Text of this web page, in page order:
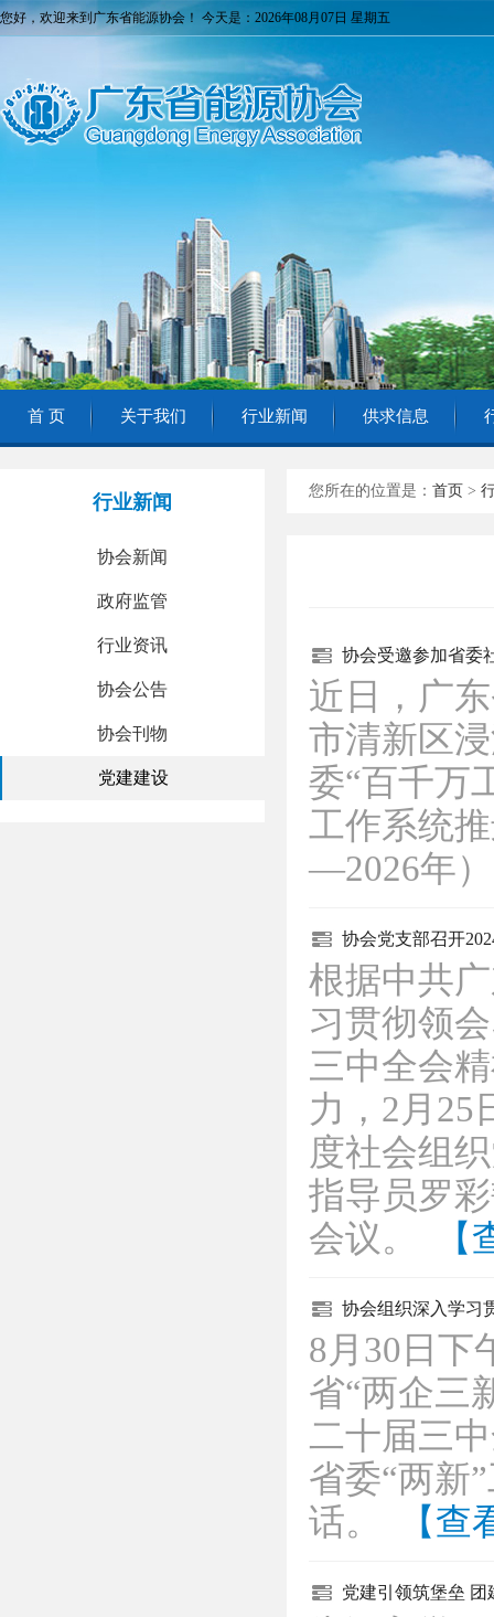
您好，欢迎来到广东省能源协会！ 今天是：2026年08月07日 星期五
首 页 关于我们 行业新闻 供求信息
行业新闻
协会新闻
政府监管
行业资讯
协会公告
协会刊物
党建建设
您所在的位置是： 首页 >
协会受邀参加省委
近日，广
市清新区
委“百千万
工作系统
—2026年
协会党支部召开
根据中共
习贯彻领
三中全会
力，2月25
度社会组
指导员罗
会议。
协会组织深入学习
8月30日下
省“两企三
二十届三
省委“两新
话。
【查
党建引领筑堡垒 团